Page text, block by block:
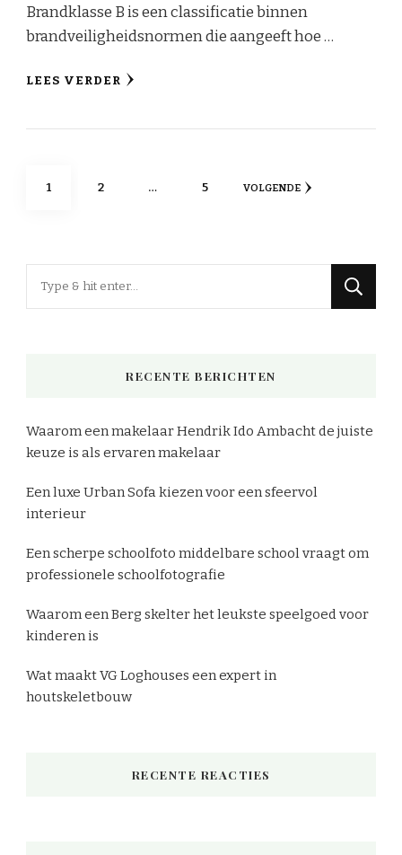
Brandklasse B is een classificatie binnen
brandveiligheidsnormen die aangeeft hoe …
LEES VERDER
Berichtnavigatie
PAGINA
1 PAGINA
2 … PAGINA
5 VOLGENDE
RECENTE BERICHTEN
Waarom een makelaar Hendrik Ido Ambacht de juiste
keuze is als ervaren makelaar
Een luxe Urban Sofa kiezen voor een sfeervol
interieur
Een scherpe schoolfoto middelbare school vraagt om
professionele schoolfotografie
Waarom een Berg skelter het leukste speelgoed voor
kinderen is
Wat maakt VG Loghouses een expert in
houtskeletbouw
RECENTE REACTIES